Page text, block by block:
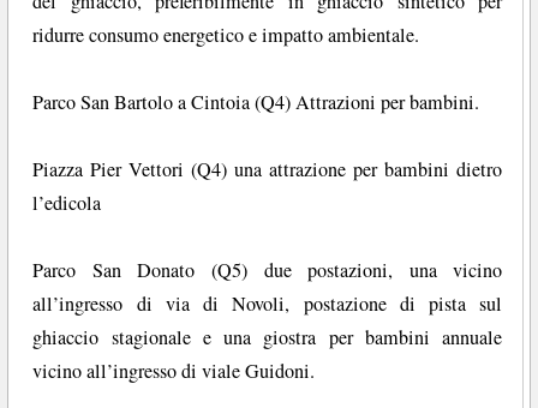
ridurre consumo energetico e impatto ambientale.
Parco San Bartolo a Cintoia (Q4) Attrazioni per bambini.
Piazza Pier Vettori (Q4) una attrazione per bambini dietro
l’edicola
Parco San Donato (Q5) due postazioni, una vicino
all’ingresso di via di Novoli, postazione di pista sul
ghiaccio stagionale e una giostra per bambini annuale
vicino all’ingresso di viale Guidoni.